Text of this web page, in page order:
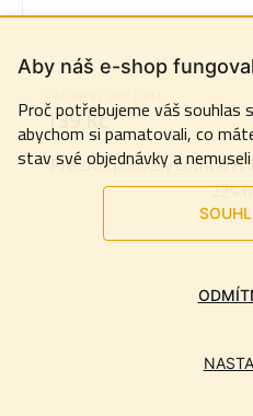
Aby náš e-shop
Proč potřebujeme váš souhlas
abychom si pamatovali, co
stav své objednávky a
114,88 Kč bez DPH
139 Kč
Pracovní ponožky Cofra
22%